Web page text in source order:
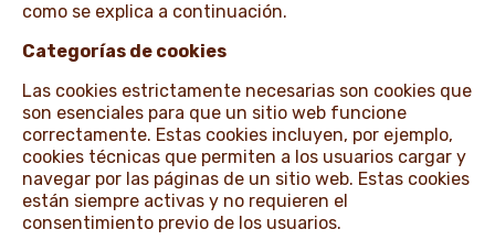
como se explica a continuación.
Categorías de cookies
Las cookies estrictamente necesarias son cookies que
son esenciales para que un sitio web funcione
correctamente. Estas cookies incluyen, por ejemplo,
cookies técnicas que permiten a los usuarios cargar y
navegar por las páginas de un sitio web. Estas cookies
están siempre activas y no requieren el
consentimiento previo de los usuarios.